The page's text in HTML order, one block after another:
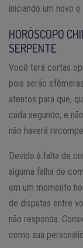
iniciando um novo
HORÓSCOPO
SERPENTE
Você terá certas
pois serão
atentos para que,
cada segundo, e
não haverá
Devido à falta de
alguma falha de
em um momento
de disputas entre
não responda.
como sua